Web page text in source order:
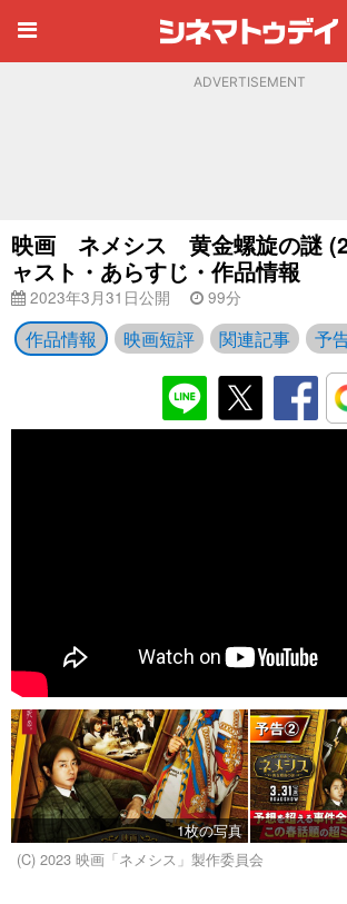
ADVERTISEMENT
映画 ネメシス 黄金螺旋の謎
ャスト・あらすじ・作品情報
2023年3月31日公開 99分
作品情報 映画短評 関連記事 予
1枚の写真
(C) 2023 映画「ネメシス」製作委員会